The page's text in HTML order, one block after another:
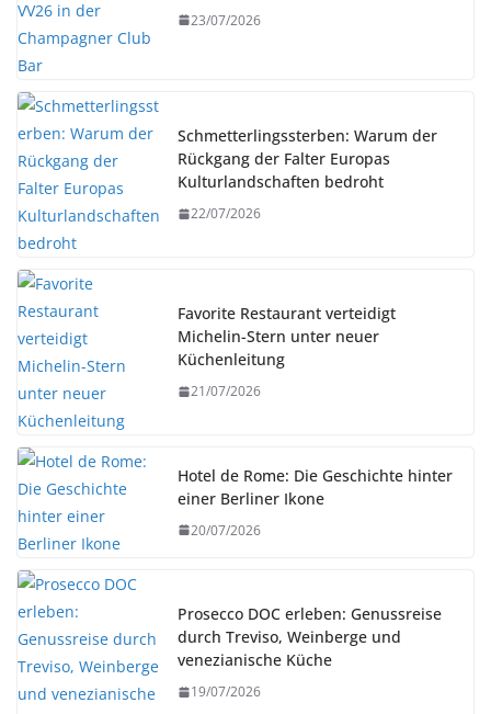
23/07/2026
Schmetterlingssterben: Warum der
Rückgang der Falter Europas
Kulturlandschaften bedroht
22/07/2026
Favorite Restaurant verteidigt
Michelin-Stern unter neuer
Küchenleitung
21/07/2026
Hotel de Rome: Die Geschichte hinter
einer Berliner Ikone
20/07/2026
Prosecco DOC erleben: Genussreise
durch Treviso, Weinberge und
venezianische Küche
19/07/2026